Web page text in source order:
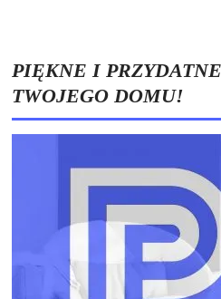
PIĘKNE I
TWOJEGO DOMU!